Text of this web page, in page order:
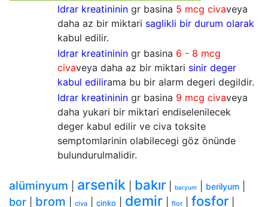
Idrar kreatininin gr basina 5 mcg civaveya
daha az bir miktari saglikli bir durum olarak
kabul edilir.
Idrar kreatininin gr basina 6 - 8 mcg
civaveya daha az bir miktari sinir deger
kabul edilirama bu bir alarm degeri degildir.
Idrar kreatininin gr basina 9 mcg civaveya
daha yukari bir miktari endiselenilecek
deger kabul edilir ve civa toksite
semptomlarinin olabilecegi göz önünde
bulundurulmalidir.
alüminyum arsenik bakır baryum berilyum
bor brom civa çinko demir flor fosfor